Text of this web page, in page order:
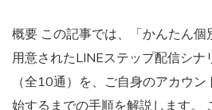
概要 この記事では、「かんたん個
用意されたLINEステップ配信シナ
（全10通）を、ご自身のアカウ
始するまでの手順を解説します。